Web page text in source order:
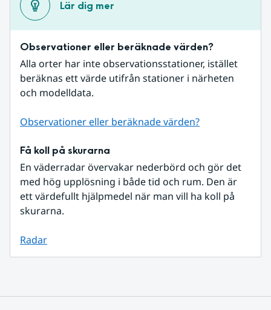
Lär dig mer
Observationer eller beräknade värden?
Alla orter har inte observationsstationer, istället
beräknas ett värde utifrån stationer i närheten
och modelldata.
Observationer eller beräknade värden?
Få koll på skurarna
En väderradar övervakar nederbörd och gör det
med hög upplösning i både tid och rum. Den är
ett värdefullt hjälpmedel när man vill ha koll på
skurarna.
Radar